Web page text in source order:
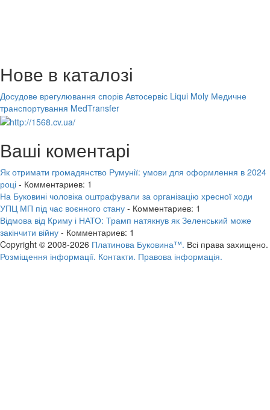
Нове в каталозі
Досудове врегулювання спорів Автосервіс Liqui Moly Медичне
транспортування MedTransfer
Ваші коментарі
Як отримати громадянство Румунії: умови для оформлення в 2024
році - Комментариев: 1
На Буковині чоловіка оштрафували за організацію хресної ходи
УПЦ МП під час воєнного стану - Комментариев: 1
Відмова від Криму і НАТО: Трамп натякнув як Зеленський може
закінчити війну - Комментариев: 1
Copyright © 2008-2026 Платинова Буковина™. Всі права захищено.
Розміщення інформації. Контакти. Правова інформація.